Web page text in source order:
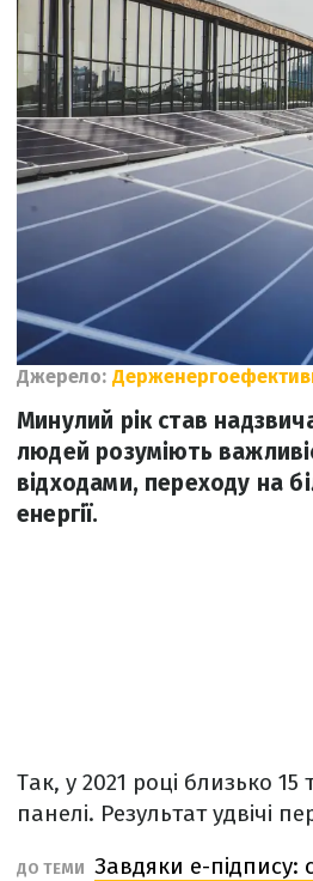
Джерело:
Минулий рік став
людей розуміють
відходами, переходу на
енергії.
Так, у 2021 році близько
панелі. Результат удвічі
ДО ТЕМИ Завдяки е-підпису: